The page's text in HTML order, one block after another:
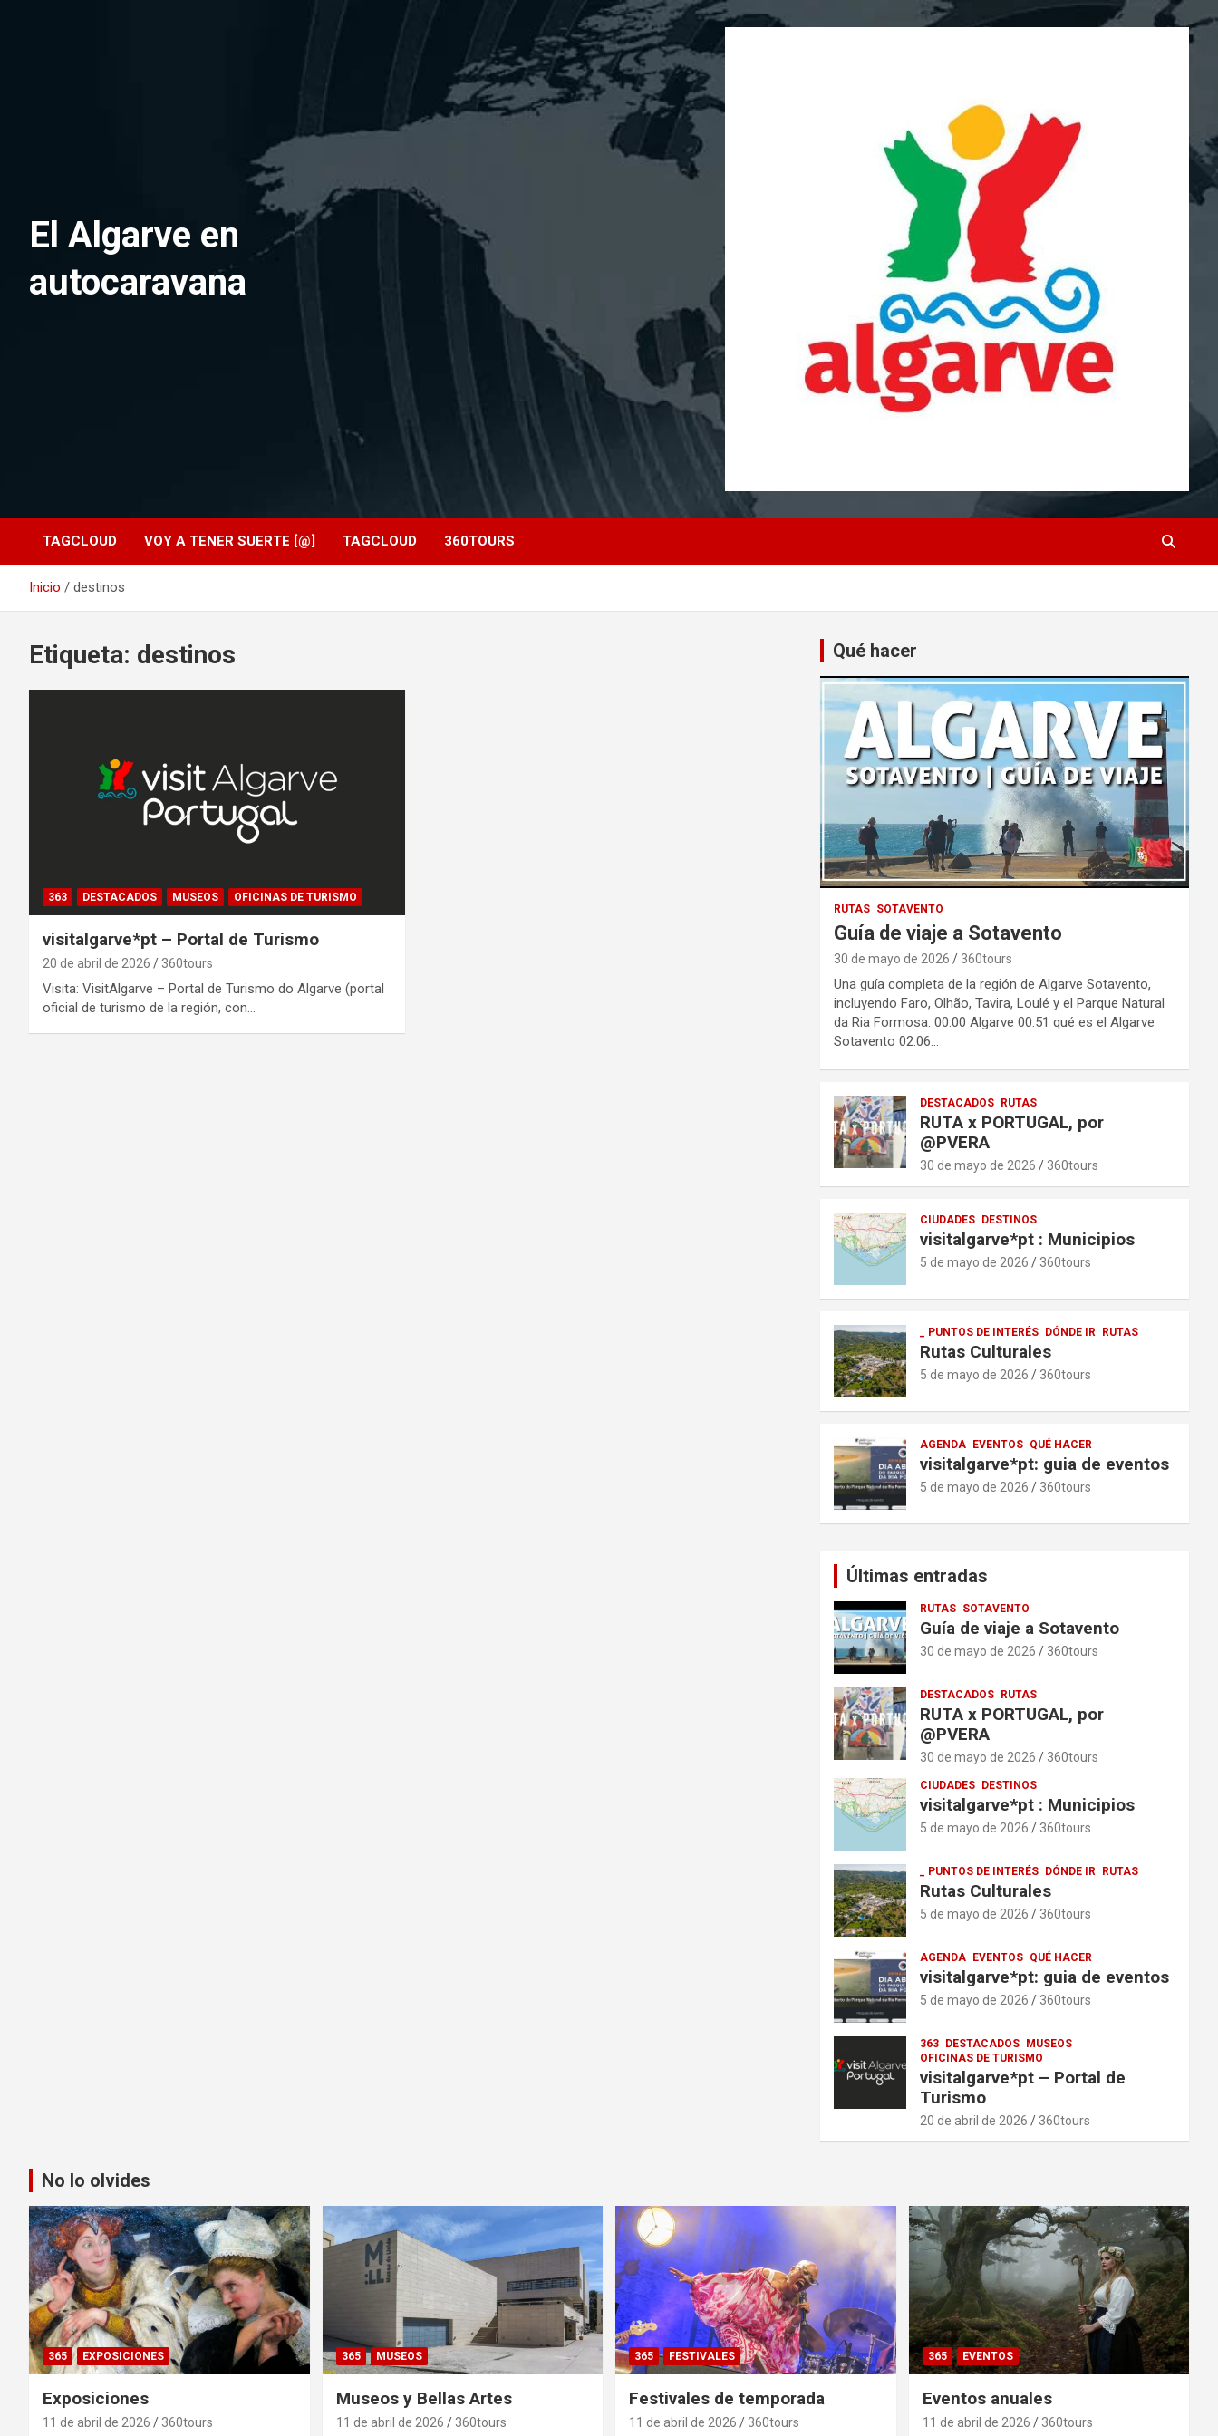
El Algarve en
autocaravana
TAGCLOUD VOY A TENER SUERTE [@] TAGCLOUD 360TOURS
Inicio destinos
Etiqueta: destinos
363 DESTACADOS MUSEOS OFICINAS DE TURISMO
visitalgarve*pt – Portal de Turismo
20 de abril de 2026 360tours
Visita: VisitAlgarve – Portal de Turismo do Algarve (portal
oficial de turismo de la región, con…
Qué hacer
RUTAS SOTAVENTO
Guía de viaje a Sotavento
30 de mayo de 2026 360tours
Una guía completa de la región de Algarve Sotavento,
incluyendo Faro, Olhão, Tavira, Loulé y el Parque Natural
da Ria Formosa. 00:00 Algarve 00:51 qué es el Algarve
Sotavento 02:06…
DESTACADOS RUTAS
RUTA x PORTUGAL, por
@PVERA
30 de mayo de 2026 360tours
CIUDADES DESTINOS
visitalgarve*pt : Municipios
5 de mayo de 2026 360tours
_ PUNTOS DE INTERÉS DÓNDE IR RUTAS
Rutas Culturales
5 de mayo de 2026 360tours
AGENDA EVENTOS QUÉ HACER
visitalgarve*pt: guia de eventos
5 de mayo de 2026 360tours
Últimas entradas
RUTAS SOTAVENTO
Guía de viaje a Sotavento
30 de mayo de 2026 360tours
DESTACADOS RUTAS
RUTA x PORTUGAL, por
@PVERA
30 de mayo de 2026 360tours
CIUDADES DESTINOS
visitalgarve*pt : Municipios
5 de mayo de 2026 360tours
_ PUNTOS DE INTERÉS DÓNDE IR RUTAS
Rutas Culturales
5 de mayo de 2026 360tours
AGENDA EVENTOS QUÉ HACER
visitalgarve*pt: guia de eventos
5 de mayo de 2026 360tours
363 DESTACADOS
MUSEOS
OFICINAS DE TURISMO
visitalgarve*pt – Portal de
Turismo
20 de abril de 2026 360tours
No lo olvides
365 EXPOSICIONES
Exposiciones
11 de abril de 2026 360tours
365 MUSEOS
Museos y Bellas Artes
11 de abril de 2026 360tours
365 FESTIVALES
Festivales de temporada
11 de abril de 2026 360tours
365 EVENTOS
Eventos anuales
11 de abril de 2026 360tours